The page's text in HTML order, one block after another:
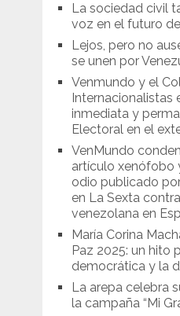
La sociedad civil
voz en el futuro
Lejos, pero no
se unen por
Venmundo y el
Internacionalistas
inmediata y
Electoral en el
VenMundo
artículo xenófobo
odio publicado
en La Sexta
venezolana en
María Corina
Paz 2025: un hito
democrática y la
La arepa celebra
la campaña “Mi